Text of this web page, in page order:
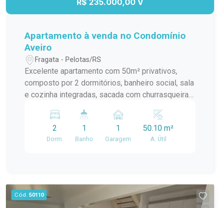
R$ 235.000,00 V
Apartamento à venda no Condomínio
Aveiro
Fragata - Pelotas/RS
Excelente apartamento com 50m² privativos,
composto por 2 dormitórios, banheiro social, sala
e cozinha integradas, sacada com churrasqueira e
Aveiro, um dos maiores e mais completos
condomínios de Pelotas, na Avenida Duque de
Caxias, bairro Fragata. O empreendimento
o dia a dia. Andar: Baixo Posição solar: Sol da
Tarde Uma ótima oportunidade para morar ou
2
Dorm.
1
Banho
1
Garagem
50.10 m²
A. Útil
Cód. 50110